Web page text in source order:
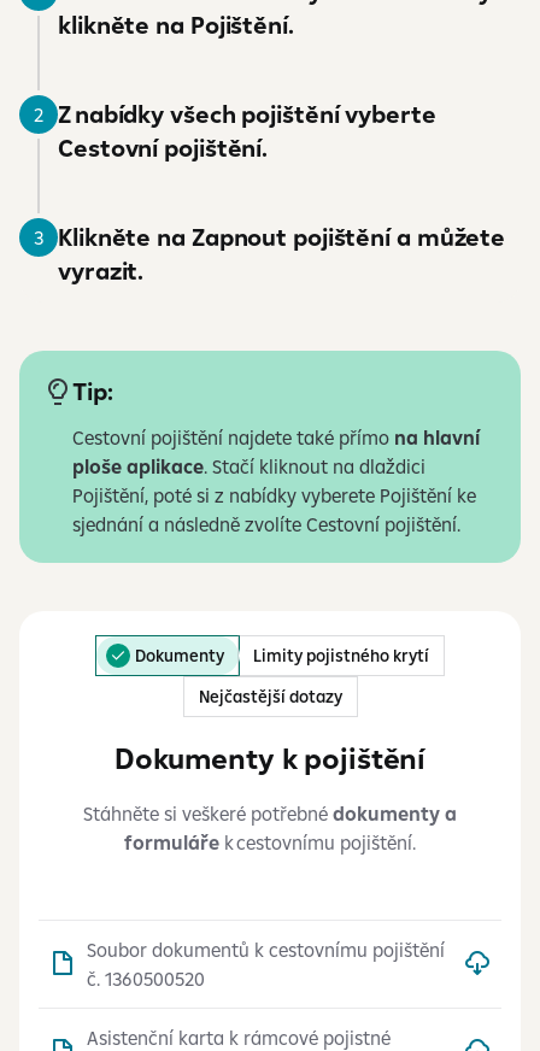
klikněte na Pojištění.
Z nabídky všech pojištění vyberte
Cestovní pojištění.
Klikněte na Zapnout pojištění a můžete
vyrazit.
Tip:
Cestovní pojištění najdete také přímo na hlavní
ploše aplikace. Stačí kliknout na dlaždici
Pojištění, poté si z nabídky vyberete Pojištění ke
sjednání a následně zvolíte Cestovní pojištění.
Dokumenty
Limity pojistného krytí
Nejčastější dotazy
Dokumenty k pojištění
Stáhněte si veškeré potřebné dokumenty a
formuláře k cestovnímu pojištění.
Soubor dokumentů k cestovnímu pojištění
č. 1360500520
Asistenční karta k rámcové pojistné